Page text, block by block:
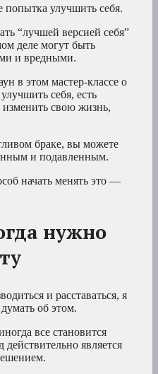
улучшить себя.
“лучшей версией себя”
деле могут быть
и вредными.
в этом мастер-классе о
себя, есть
свою жизнь,
браке, вы можете
и подавленным.
начать менять это —
нужно
и расставаться, я
об этом.
все становится
действительно является